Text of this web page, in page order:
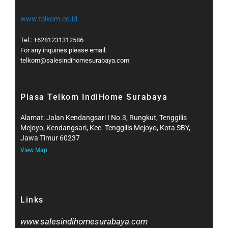
www.telkom.co.id
Tel.: +6281231312586
For any inquiries please email:
telkom@salesindihomesurabaya.com​
Plasa Telkom IndiHome Surabaya
Alamat: Jalan Kendangsari I No.3, Rungkut, Tenggilis
Mejoyo, Kendangsari, Kec. Tenggilis Mejoyo, Kota SBY,
Jawa Timur 60237
View Map
Links
www.salesindihomesurabaya.com​